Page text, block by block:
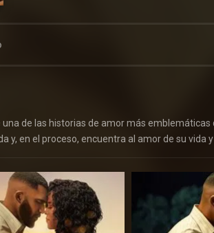
de las historias de amor más
y, en el proceso, encuentra al amor de su vida